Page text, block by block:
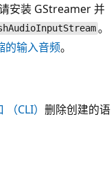
安装 GStreamer 并
。
的输入音频。
CLI） 删除创建的语